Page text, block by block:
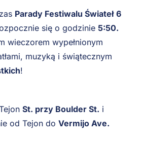
Parady Festiwalu Świateł 6
się o godzinie 5:50.
wieczorem wypełnionym
muzyką i świątecznym
!
St. przy Boulder St. i
od Tejon do Vermijo Ave.